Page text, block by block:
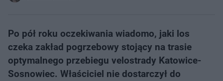
Po pół roku oczekiwania wiadomo, jaki los
czeka zakład pogrzebowy stojący na trasie
optymalnego przebiegu velostrady Katowice-
Sosnowiec. Właściciel nie dostarczył do